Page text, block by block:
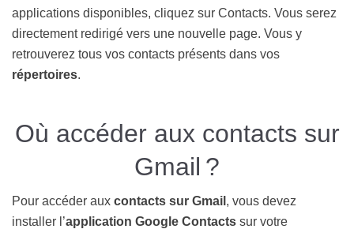
applications disponibles, cliquez sur Contacts. Vous serez
directement redirigé vers une nouvelle page. Vous y
retrouverez tous vos contacts présents dans vos
répertoires.
Où accéder aux contacts sur
Gmail ?
Pour accéder aux contacts sur Gmail , vous devez
installer l’application Google Contacts sur votre